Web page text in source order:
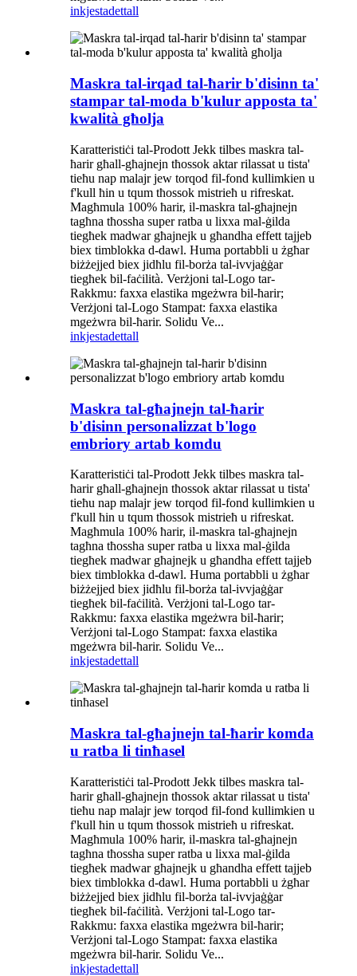
inkjestadettall
Maskra tal-irqad tal-ħarir b'disinn ta'
stampar tal-moda b'kulur apposta ta'
kwalità għolja
Karatteristiċi tal-Prodott Jekk tilbes maskra tal-
ħarir għall-għajnejn tħossok aktar rilassat u tista'
tieħu nap malajr jew torqod fil-fond kullimkien u
f'kull ħin u tqum tħossok mistrieħ u rifreskat.
Magħmula 100% ħarir, il-maskra tal-għajnejn
tagħna tħossha super ratba u lixxa mal-ġilda
tiegħek madwar għajnejk u għandha effett tajjeb
biex timblokka d-dawl. Huma portabbli u żgħar
biżżejjed biex jidħlu fil-borża tal-ivvjaġġar
tiegħek bil-faċilità. Verżjoni tal-Logo tar-
Rakkmu: faxxa elastika mgeżwra bil-ħarir;
Verżjoni tal-Logo Stampat: faxxa elastika
mgeżwra bil-ħarir. Solidu Ve...
inkjestadettall
Maskra tal-għajnejn tal-ħarir
b'disinn personalizzat b'logo
embriory artab komdu
Karatteristiċi tal-Prodott Jekk tilbes maskra tal-
ħarir għall-għajnejn tħossok aktar rilassat u tista'
tieħu nap malajr jew torqod fil-fond kullimkien u
f'kull ħin u tqum tħossok mistrieħ u rifreskat.
Magħmula 100% ħarir, il-maskra tal-għajnejn
tagħna tħossha super ratba u lixxa mal-ġilda
tiegħek madwar għajnejk u għandha effett tajjeb
biex timblokka d-dawl. Huma portabbli u żgħar
biżżejjed biex jidħlu fil-borża tal-ivvjaġġar
tiegħek bil-faċilità. Verżjoni tal-Logo tar-
Rakkmu: faxxa elastika mgeżwra bil-ħarir;
Verżjoni tal-Logo Stampat: faxxa elastika
mgeżwra bil-ħarir. Solidu Ve...
inkjestadettall
Maskra tal-għajnejn tal-ħarir komda
u ratba li tinħasel
Karatteristiċi tal-Prodott Jekk tilbes maskra tal-
ħarir għall-għajnejn tħossok aktar rilassat u tista'
tieħu nap malajr jew torqod fil-fond kullimkien u
f'kull ħin u tqum tħossok mistrieħ u rifreskat.
Magħmula 100% ħarir, il-maskra tal-għajnejn
tagħna tħossha super ratba u lixxa mal-ġilda
tiegħek madwar għajnejk u għandha effett tajjeb
biex timblokka d-dawl. Huma portabbli u żgħar
biżżejjed biex jidħlu fil-borża tal-ivvjaġġar
tiegħek bil-faċilità. Verżjoni tal-Logo tar-
Rakkmu: faxxa elastika mgeżwra bil-ħarir;
Verżjoni tal-Logo Stampat: faxxa elastika
mgeżwra bil-ħarir. Solidu Ve...
inkjestadettall